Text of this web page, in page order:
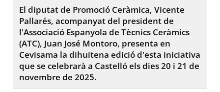
El diputat de Promoció Ceràmica, Vicente
Pallarés, acompanyat del president de
l'Associació Espanyola de Tècnics Ceràmics
(ATC), Juan José Montoro, presenta en
Cevisama la dihuitena edició d'esta iniciativa
que se celebrarà a Castelló els dies 20 i 21 de
novembre de 2025.